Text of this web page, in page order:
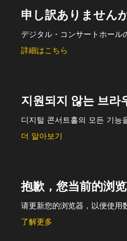
申し訳ありません
デジタル・コンサートホール
詳細はこちら
지원되지 않는 브라
디지털 콘서트홀의 모든 기능
더 알아보기
抱歉，您当前的浏
请更新您的浏览器，以便使用
了解更多